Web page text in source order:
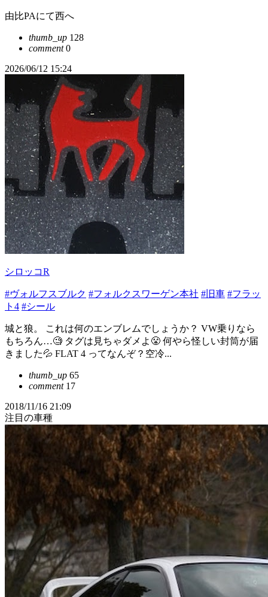
由比PAにて西へ
thumb_up 128
comment0
2026/06/12 15:24
シロッコR
#ヴォルフスブルク #フォルクスワーゲン本社 #旧車 #フラッ
ト4 #シール
城と狼。 これは何のエンブレムでしょうか？ VW乗りなら
もちろん…🧐 タグは見ちゃダメよ😤 何やら怪しい封筒が届
きました💦 FLAT 4 ってなんぞ？空冷...
thumb_up 65
comment17
2018/11/16 21:09
注目の車種